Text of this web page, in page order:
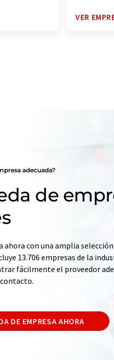
VER
adecuada?
de
ahora con una amplia
13.706 empresas de la
fácilmente el proveedor
DE EMPRESA AHORA